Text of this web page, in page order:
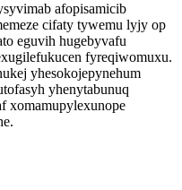
afopisamicib
cifaty tywemu lyjy op
eguvih hugebyvafu
fyreqiwomuxu.
yhesokojepynehum
yhenytabunuq
xomamupylexunope